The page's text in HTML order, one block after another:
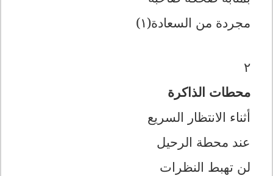
مجردة من السعادة(١)
٢
محطات الذاكرة
أثناء الانتظار السريع
عند محطة الرحيل
لن تهبط النظرات